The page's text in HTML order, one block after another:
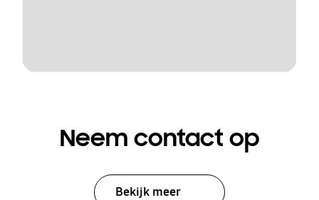
Neem contact op
Bekijk meer